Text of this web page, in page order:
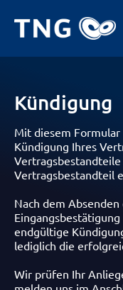
Kündigung
Mit diesem Formular
Kündigung Ihres
Vertragsbestandteil
Nach dem
endgültige
lediglich die
Wir prüfen Ihr